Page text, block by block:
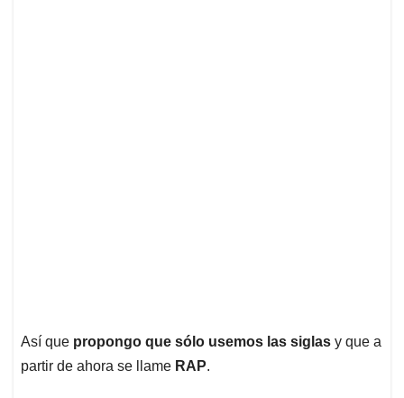
Así que propongo que sólo usemos las siglas y que a
partir de ahora se llame RAP.